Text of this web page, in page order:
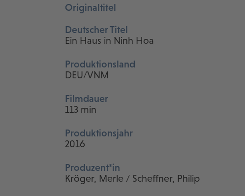
Originaltitel
Deutscher Titel
Ein Haus in Ninh Hoa
Produktionsland
DEU/VNM
Filmdauer
113 min
Produktionsjahr
2016
Produzent*in
Kröger, Merle / Scheffner, Philip